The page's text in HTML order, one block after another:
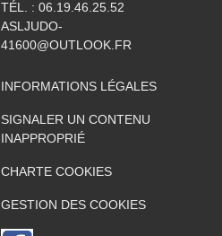
TÉL. : 06.19.46.25.52
ASLJUDO-
41600@OUTLOOK.FR
INFORMATIONS LÉGALES
SIGNALER UN CONTENU
INAPPROPRIÉ
CHARTE COOKIES
GESTION DES COOKIES